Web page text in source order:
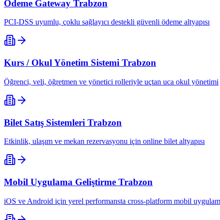
Ödeme Gateway Trabzon
PCI-DSS uyumlu, çoklu sağlayıcı destekli güvenli ödeme altyapısı
Kurs / Okul Yönetim Sistemi Trabzon
Öğrenci, veli, öğretmen ve yönetici rolleriyle uçtan uca okul yönetimi
Bilet Satış Sistemleri Trabzon
Etkinlik, ulaşım ve mekan rezervasyonu için online bilet altyapısı
Mobil Uygulama Geliştirme Trabzon
iOS ve Android için yerel performansta cross-platform mobil